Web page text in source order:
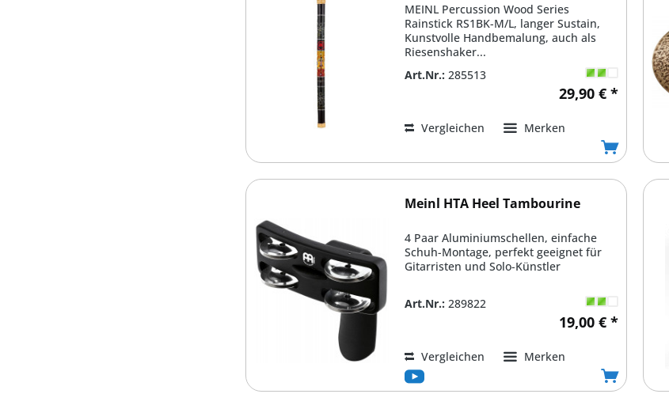
MEINL Percussion Wood Series
Rainstick RS1BK-M/L, langer Sustain,
Kunstvolle Handbemalung, auch als
Riesenshaker...
Art.Nr.: 285513
29,90 € *
Vergleichen Merken
Meinl HTA Heel Tambourine
4 Paar Aluminiumschellen, einfache
Schuh-Montage, perfekt geeignet für
Gitarristen und Solo-Künstler
Art.Nr.: 289822
19,00 € *
Vergleichen Merken